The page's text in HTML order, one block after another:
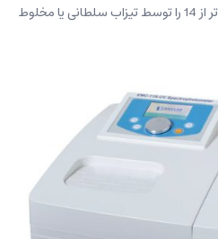
غلظت‌های متفاوت، و عیارهای بالاتر از 14 را توسط تیزاب سلطانی یا مخلوط